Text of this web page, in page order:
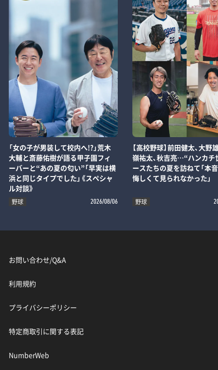
「女の子が男装して校内へ!?」荒木
大輔と斎藤佑樹が語る甲子園フィ
ーバーと“あの夏の匂い”「早実は横
浜と同じタイプでした」《スペシャ
ル対談》
野球 2026/08/06
【高校野球】前田健太、大野
嶺祐太、秋吉亮…“ハンカチ
ースたちの夏を訪ねて「本
悔しくて見られなかった」
野球
お問い合わせ/Q&A
利用規約
プライバシーポリシー
特定商取引に関する表記
NumberWeb